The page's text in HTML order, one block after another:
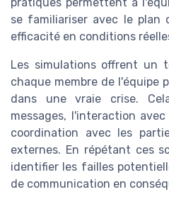
pratiques permettent à
se familiariser avec le
efficacité en conditions
Les simulations offrent un
chaque membre de l'équipe
dans une vraie crise.
messages, l'interaction
coordination avec les
externes. En répétant ces
identifier les failles
de communication en